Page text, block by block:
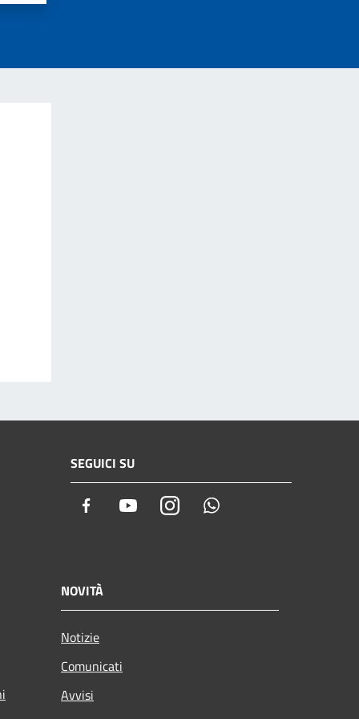
SEGUICI SU
Facebook YoutubeInstagram
NOVITÀ
Notizie
Comunicati
Avvisi